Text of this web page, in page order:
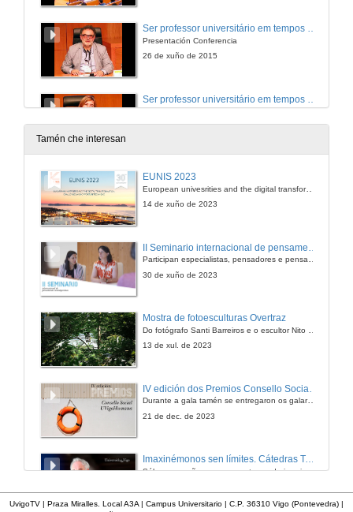
Ser professor universitário em tempos adversos
Presentación Conferencia
26 de xuño de 2015
Conferencia
26 de xuño de 2015
Ser professor universitário em tempos adversos
Presentación
Intervención de María Clara Cunha Calheiros
Intervención de Anxo Ramón Calvo Silvosa
Intervención de María Isabel Sánchez Macho
Tamén che interesan
EUNIS 2023
European univesrities and the digital transformation: challenges and opportunities ahead
14 de xuño de 2023
Participan especialistas, pensadores e pensadoras que traballan desde hai anos sobre temas de pensamento contemporáneo en universidades de Estados Unidos, Reino Unido, Canadá, México e España.
30 de xuño de 2023
Mostra de fotoesculturas Overtraz
13 de xul. de 2023
Durante a gala tamén se entregaron os galardóns aos mellores TFG e TFM en materia de Axenda 2030
21 de dec. de 2023
Imaxinémonos sen límites. Cátedras Telefónica
Sólo quen coñece as preguntas pode imaxinar novas respostas
UvigoTV | Praza Miralles. Local A3A | Campus Universitario | C.P. 36310 Vigo (Pontevedra) |